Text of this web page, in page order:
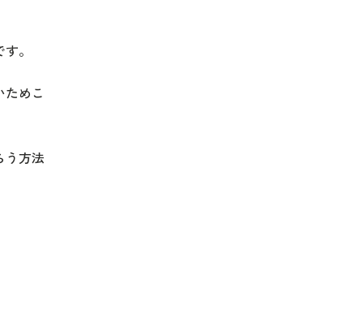
。
めこ
う方法